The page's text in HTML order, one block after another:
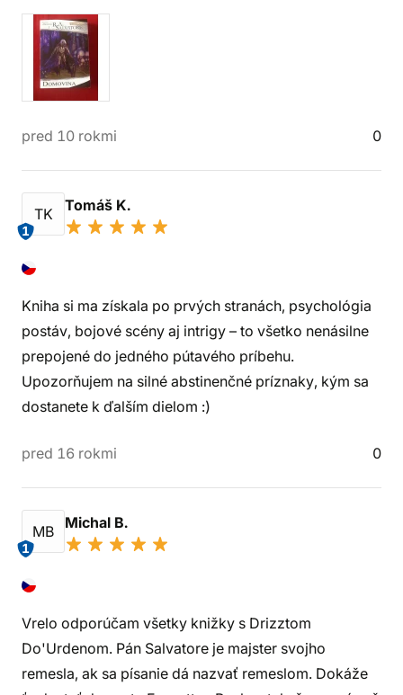
pred 10 rokmi 0
TK
1
Tomáš K.
Kniha si ma získala po prvých stranách, psychológia
postáv, bojové scény aj intrigy – to všetko nenásilne
prepojené do jedného pútavého príbehu.
Upozorňujem na silné abstinenčné príznaky, kým sa
dostanete k ďalším dielom :)
pred 16 rokmi 0
MB
1
Michal B.
Vrelo odporúčam všetky knižky s Drizztom
Do'Urdenom. Pán Salvatore je majster svojho
remesla, ak sa písanie dá nazvať remeslom. Dokáže